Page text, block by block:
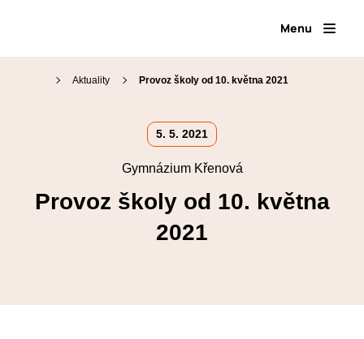
Menu
Den otevřených dveří
Přijímací zkoušky
Přípravné kurzy
Kariérové poradenství
Organizace školního roku
Školní jídelna
Erasmus+
Aktuality Provoz školy od 10. května 2021
5. 5. 2021
Gymnázium Křenová
Provoz školy od 10. května
2021